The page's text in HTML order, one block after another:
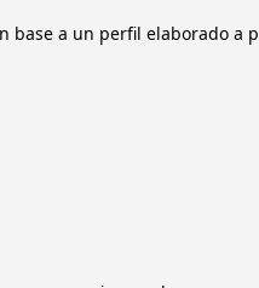
base a un perfil elaborado a